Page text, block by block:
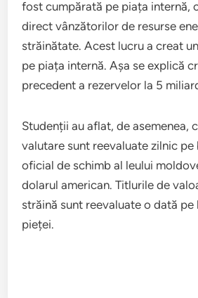
fost cumpărată pe piața internă,
direct vânzătorilor de resurse
străinătate. Acest lucru a creat
pe piața internă. Așa se explică
precedent a rezervelor la 5
Studenții au aflat, de asemenea,
valutare sunt reevaluate zilnic pe
oficial de schimb al leului
dolarul american. Titlurile de
străină sunt reevaluate o dată pe
pieței.